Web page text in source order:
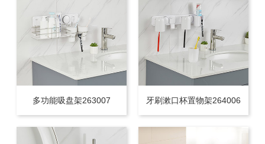
多功能吸盘架263007 牙刷漱口杯置物架264006